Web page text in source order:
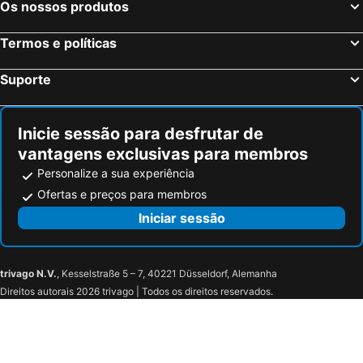
Castillon-du-Gard, bed and breakfasts
Saint-Jean-de-Valériscle, bed and breakfasts
Aimargues, bed and breakfasts
Marsillargues, bed and breakfasts
Os nossos produtos
Termos e políticas
Suporte
Inicie sessão para desfrutar de
vantagens exclusivas para membros
Personalize a sua experiência
Ofertas e preços para membros
Iniciar sessão
trivago N.V., Kesselstraße 5 – 7, 40221 Düsseldorf, Alemanha
Direitos autorais 2026 trivago | Todos os direitos reservados.